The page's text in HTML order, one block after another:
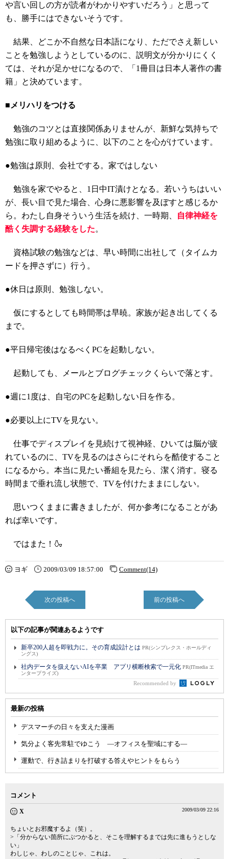
や言い回しの方が読者がわかりやすいだろう」と思って
も、勝手にはできないそうです。
結果、どこか不自然な日本語になり、ただでさえ新しい
ことを勉強しようとしているのに、説明文が分かりにくく
ては、それが足かせになるので、「1冊目は日本人著作の書
籍」と決めています。
■メリハリをつける
勉強のコツとは直接関係ありませんが、新鮮な気持ちで
勉強に取り組めるように、以下のことを心がけています。
●勉強は原則、会社でする。家ではしない
勉強を家でやると、1日中IT漬けとなる。若いうちはいい
が、長い目で見た場合、心身に悪影響を及ぼすと感じるか
ら。わたし自身そういう生活を続け、 一時期、
自律神経を
酷く失調する経験をした。
資格試験の勉強などは、早い時間に出社して（タイムカ
ードを押さずに）行う。
●休日は原則、勉強しない。
仮にするとしても時間帯は早暁。家族が起き出してくる
まで。
●平日 帰宅後はなるべくPCを起動しない。
起動しても、メールとブログチェックくらいで落とす。
●週に1度は、自宅のPCを起動しない日を作る。
●必要以上にTVを見ない。
仕事でディスプレイを見続けて視神経、ひいては脳が疲
れているのに、TVを見るのはさらにそれらを酷使すること
になるから。本当に見たい番組を見たら、潔く消す。寝る
時間まで垂れ流し状態で、TVを付けたままにしない。
思いつくままに書きましたが、何か参考になることがあ
れば幸いです。
ではまた！🍶
ヨギ 2009/03/09 18:57:00 Comment(14)
次の投稿へ 前の投稿へ
以下の記事が関連あるようです
新卒200人超を即戦力に。その育成設計とは PR(シンプレクス・ホールディ
ングス)
社内データを扱えないAIを卒業 アプリ横断検索で一元化 PR(ITmedia エ
ンタープライズ)
Recommended by
最新の投稿
デスマーチの日々を支えた漫画
気分よく客先常駐でゆこう ―オフィスを聖域にする―
運動で、行き詰まりを打破する答えやヒントをもらう
コメント
X 2009/03/09 22:16
ちょいとお邪魔するよ（笑）。
>「分からない箇所にぶつかると、そこを理解するまでは先に進もうとしな
い」
わしじゃ、わしのことじゃ、これは。